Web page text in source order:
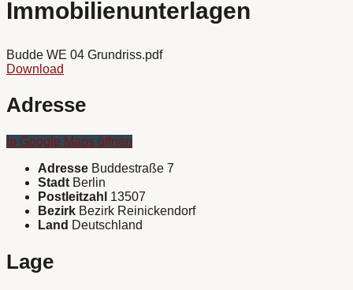
Immobilienunterlagen
Budde WE 04 Grundriss.pdf
Download
Adresse
In Google Maps öffnen
Adresse Buddestraße 7
Stadt Berlin
Postleitzahl 13507
Bezirk Bezirk Reinickendorf
Land Deutschland
Lage